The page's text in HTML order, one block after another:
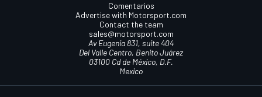
Comentarios
Advertise with Motorsport.com
Contact the team
sales@motorsport.com
Av Eugenia 831, suite 404
Del Valle Centro, Benito Juárez
03100 Cd de México, D.F.
Mexico